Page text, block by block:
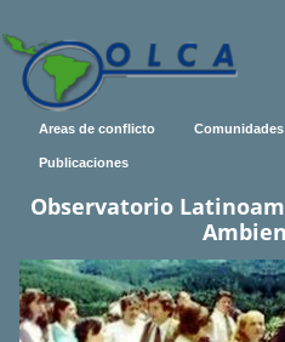
Areas de conflicto Comunidades
Publicaciones
Observatorio